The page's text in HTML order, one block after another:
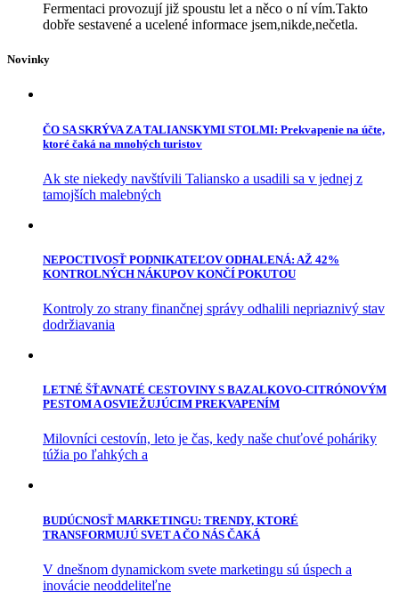
Fermentaci provozují již spoustu let a něco o ní vím.Takto
dobře sestavené a ucelené informace jsem,nikde,nečetla.
Novinky
ČO SA SKRÝVA ZA TALIANSKYMI STOLMI: Prekvapenie na účte,
ktoré čaká na mnohých turistov
Ak ste niekedy navštívili Taliansko a usadili sa v jednej z
tamojších malebných
NEPOCTIVOSŤ PODNIKATEĽOV ODHALENÁ: AŽ 42%
KONTROLNÝCH NÁKUPOV KONČÍ POKUTOU
Kontroly zo strany finančnej správy odhalili nepriaznivý stav
dodržiavania
LETNÉ ŠŤAVNATÉ CESTOVINY S BAZALKOVO-CITRÓNOVÝM
PESTOM A OSVIEŽUJÚCIM PREKVAPENÍM
Milovníci cestovín, leto je čas, kedy naše chuťové poháriky
túžia po ľahkých a
BUDÚCNOSŤ MARKETINGU: TRENDY, KTORÉ
TRANSFORMUJÚ SVET A ČO NÁS ČAKÁ
V dnešnom dynamickom svete marketingu sú úspech a
inovácie neoddeliteľne